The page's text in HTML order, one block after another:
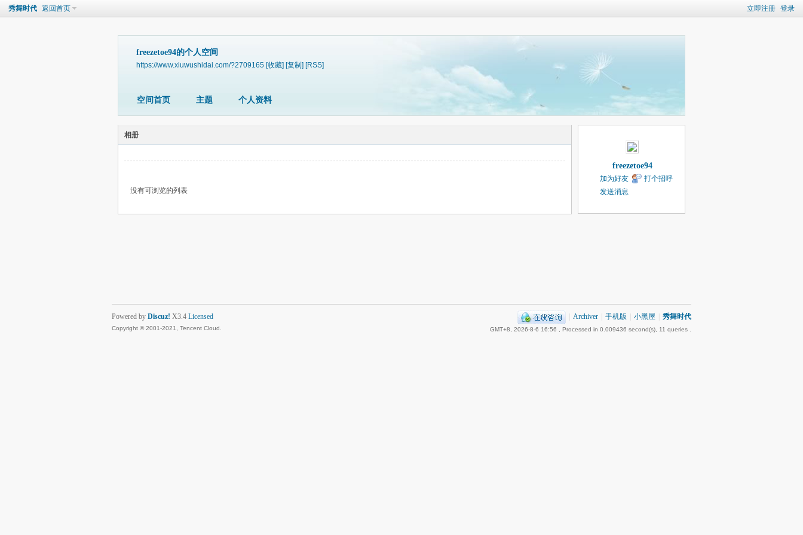
立即注册 登录
秀舞时代 返回首页
freezetoe94的个人空间
https://www.xiuwushidai.com/?2709165 [收藏] [复制] [RSS]
空间首页 主题 个人资料
相册
没有可浏览的列表
freezetoe94
加为好友
打个招呼
发送消息
Archiver 手机版 小黑屋 秀舞时代
GMT+8, 2026-8-6 16:56 , Processed in 0.009436 second(s), 11 queries .
Powered by Discuz! X3.4 Licensed
Copyright © 2001-2021, Tencent Cloud.